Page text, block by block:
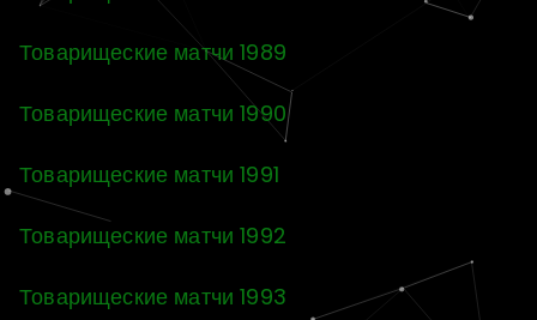
Товарищеские матчи 1989
Товарищеские матчи 1990
Товарищеские матчи 1991
Товарищеские матчи 1992
Товарищеские матчи 1993